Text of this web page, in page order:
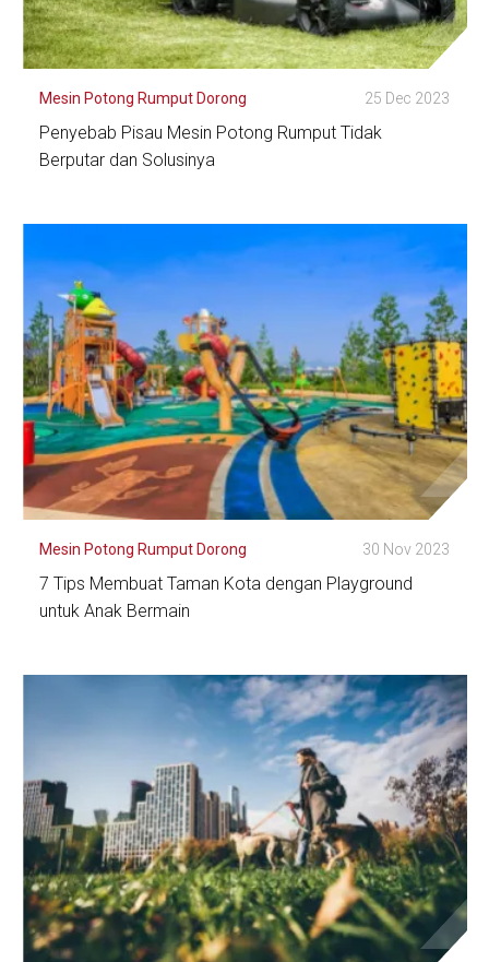
Mesin Potong Rumput Dorong 25 Dec 2023
Penyebab Pisau Mesin Potong Rumput Tidak
Berputar dan Solusinya
Lihat Detail
Mesin Potong Rumput Dorong 30 Nov 2023
7 Tips Membuat Taman Kota dengan Playground
untuk Anak Bermain
Lihat Detail